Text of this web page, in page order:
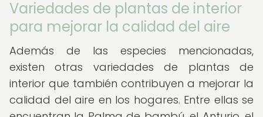
Variedades de plantas de interior
para mejorar la calidad del aire
Además de las especies mencionadas,
existen otras variedades de plantas de
interior que también contribuyen a mejorar la
calidad del aire en los hogares. Entre ellas se